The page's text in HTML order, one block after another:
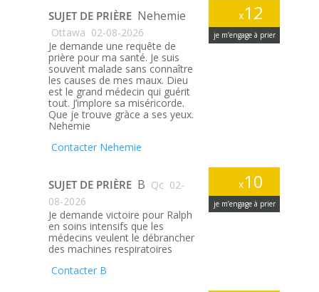
x12
je m’engage à prier
SUJET DE PRIÈRE Nehemie
Ottawa 02-08-2026
Je demande une requête de
prière pour ma santé. Je suis
souvent malade sans connaître
les causes de mes maux. Dieu
est le grand médecin qui guérit
tout. J’implore sa miséricorde.
Que je trouve gràce a ses yeux.
Nehemie
Contacter Nehemie
x10
je m’engage à prier
SUJET DE PRIÈRE B Qc 02-
08-2026
Je demande victoire pour Ralph
en soins intensifs que les
médecins veulent le débrancher
des machines respiratoires
Contacter B